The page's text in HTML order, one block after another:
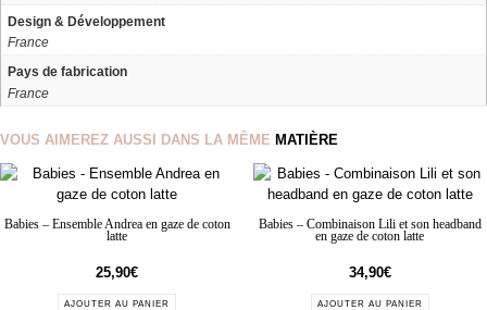
Design & Développement
France
Pays de fabrication
France
VOUS AIMEREZ AUSSI DANS LA MÊME MATIÈRE
Babies – Ensemble Andrea en gaze de coton
latte
25,90€
AJOUTER AU PANIER
Babies – Combinaison Lili et son headband
en gaze de coton latte
34,90€
AJOUTER AU PANIER